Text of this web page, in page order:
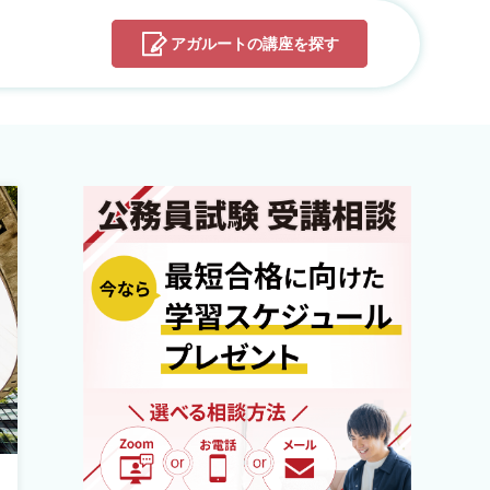
アガルートの講座を探す